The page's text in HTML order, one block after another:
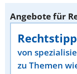
Angebote für
von
zu Themen